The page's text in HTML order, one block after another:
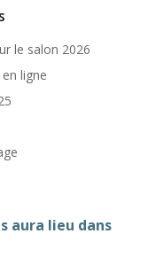
le salon 2026
ligne
aura lieu dans